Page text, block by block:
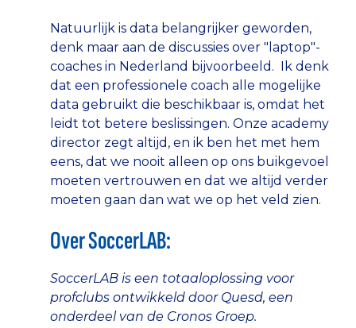
Natuurlijk is data belangrijker geworden,
denk maar aan de discussies over "laptop"-
coaches in Nederland bijvoorbeeld. Ik denk
dat een professionele coach alle mogelijke
data gebruikt die beschikbaar is, omdat het
leidt tot betere beslissingen. Onze academy
director zegt altijd, en ik ben het met hem
eens, dat we nooit alleen op ons buikgevoel
moeten vertrouwen en dat we altijd verder
moeten gaan dan wat we op het veld zien.
Over SoccerLAB:
SoccerLAB is een totaaloplossing voor
profclubs ontwikkeld door Quesd, een
onderdeel van de Cronos Groep.